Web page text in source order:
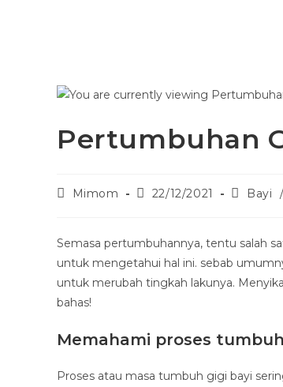
Pertumbuhan
Mimom 22/12/2021 Bayi /
Semasa pertumbuhannya, tentu salah
untuk mengetahui hal ini. sebab
untuk merubah tingkah lakunya.
bahas!
Memahami proses
Proses atau masa tumbuh gigi bayi